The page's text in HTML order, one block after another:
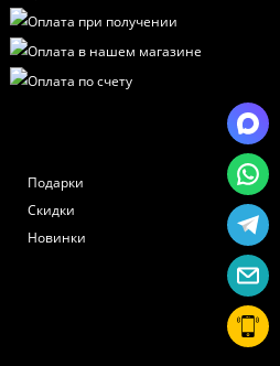
Подарки
Скидки
Новинки